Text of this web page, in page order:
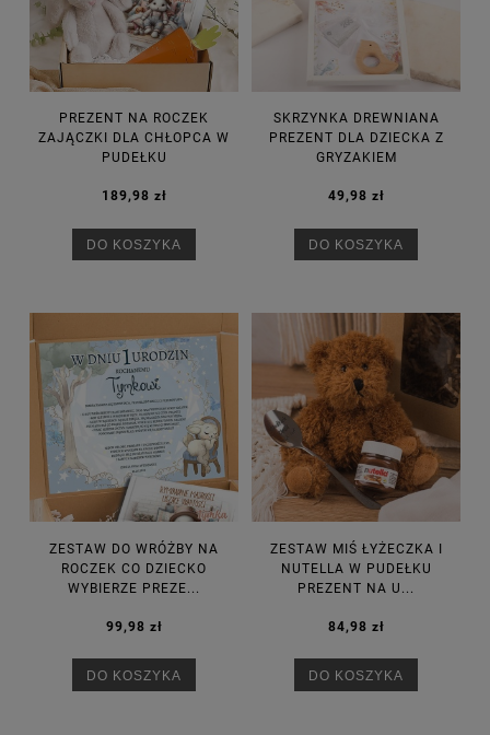
PREZENT NA ROCZEK
ZAJĄCZKI DLA CHŁOPCA W
PUDEŁKU
189,98 zł
DO KOSZYKA
SKRZYNKA DREWNIANA
PREZENT DLA DZIECKA Z
GRYZAKIEM
49,98 zł
DO KOSZYKA
ZESTAW DO WRÓŻBY NA
ROCZEK CO DZIECKO
WYBIERZE PREZE...
99,98 zł
DO KOSZYKA
ZESTAW MIŚ ŁYŻECZKA I
NUTELLA W PUDEŁKU
PREZENT NA U...
84,98 zł
DO KOSZYKA